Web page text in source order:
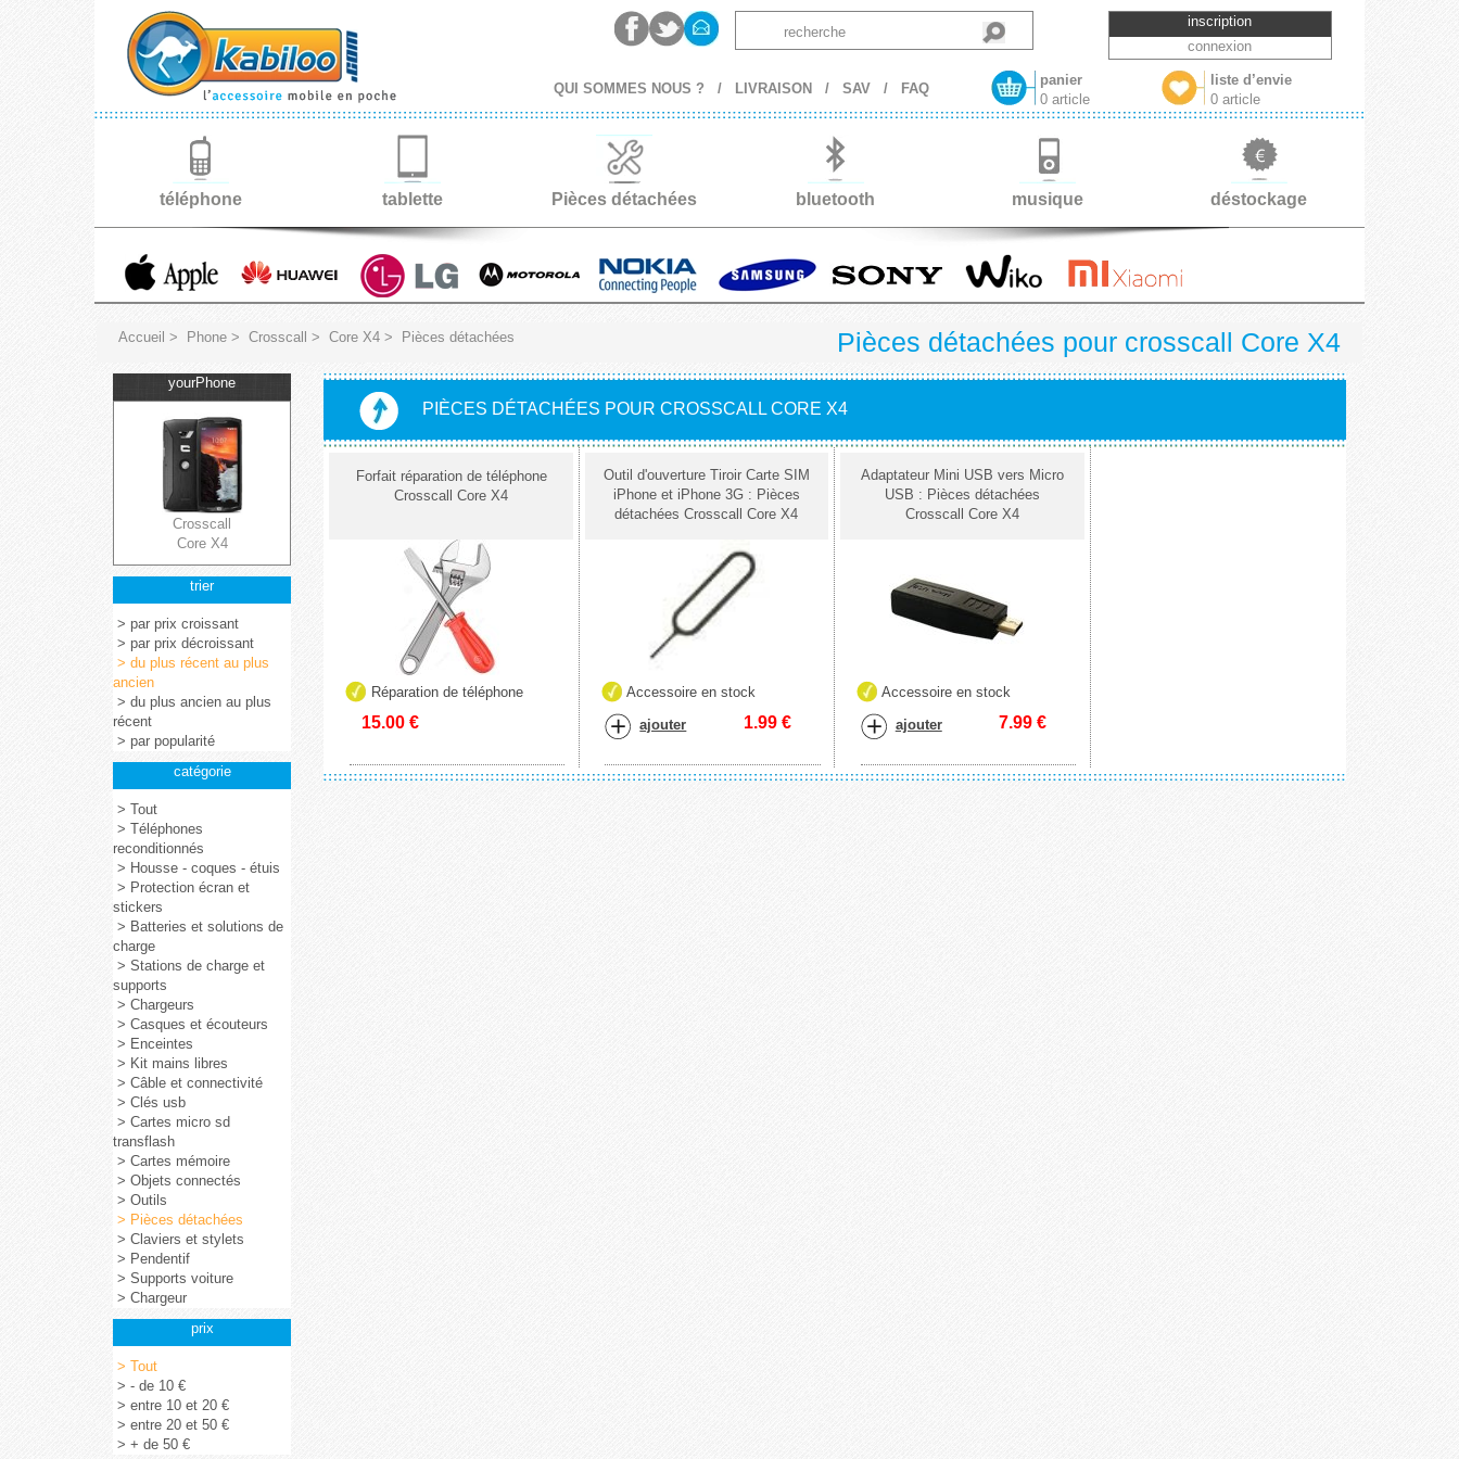
inscription
connexion
QUI SOMMES NOUS ? / LIVRAISON / SAV / FAQ
panier
0 article
liste d’envie
0 article
téléphone tablette Pièces détachées bluetooth musique déstockage
Accueil > Phone > Crosscall > Core X4 > Pièces détachées Pièces détachées pour crosscall Core X4
yourPhone
Crosscall
Core X4
trier
> par prix croissant
> par prix décroissant
> du plus récent au plus
ancien
> du plus ancien au plus
récent
> par popularité
catégorie
> Tout
> Téléphones
reconditionnés
> Housse - coques - étuis
> Protection écran et
stickers
> Batteries et solutions de
charge
> Stations de charge et
supports
> Chargeurs
> Casques et écouteurs
> Enceintes
> Kit mains libres
> Câble et connectivité
> Clés usb
> Cartes micro sd
transflash
> Cartes mémoire
> Objets connectés
> Outils
> Pièces détachées
> Claviers et stylets
> Pendentif
> Supports voiture
> Chargeur
prix
> Tout
> - de 10 €
> entre 10 et 20 €
> entre 20 et 50 €
> + de 50 €
PIÈCES DÉTACHÉES POUR CROSSCALL CORE X4
Forfait réparation de téléphone
Crosscall Core X4
Réparation de téléphone
15.00€
Outil d'ouverture Tiroir Carte SIM
iPhone et iPhone 3G : Pièces
détachées Crosscall Core X4
Accessoire en stock
ajouter 1.99 €
Adaptateur Mini USB vers Micro
USB : Pièces détachées
Crosscall Core X4
Accessoire en stock
ajouter 7.99 €